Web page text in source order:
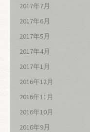
2017年7月
2017年6月
2017年5月
2017年4月
2017年1月
2016年12月
2016年11月
2016年10月
2016年9月